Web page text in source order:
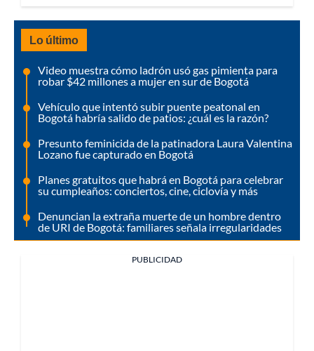
Lo último
Video muestra cómo ladrón usó gas pimienta para
robar $42 millones a mujer en sur de Bogotá
Vehículo que intentó subir puente peatonal en
Bogotá habría salido de patios: ¿cuál es la razón?
Presunto feminicida de la patinadora Laura Valentina
Lozano fue capturado en Bogotá
Planes gratuitos que habrá en Bogotá para celebrar
su cumpleaños: conciertos, cine, ciclovía y más
Denuncian la extraña muerte de un hombre dentro
de URI de Bogotá: familiares señala irregularidades
PUBLICIDAD